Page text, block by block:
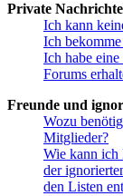
Private
Ich kann
Ich
Ich habe
Forums
Freunde und
Wozu
Mitglieder?
Wie kann ich
der
den Listen